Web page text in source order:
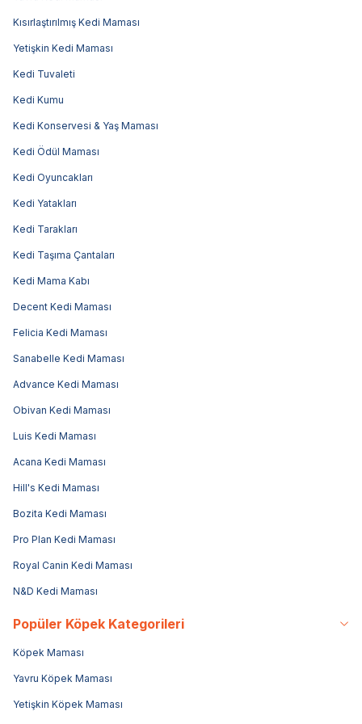
Kısırlaştırılmış Kedi Maması
Yetişkin Kedi Maması
Kedi Tuvaleti
Kedi Kumu
Kedi Konservesi & Yaş Maması
Kedi Ödül Maması
Kedi Oyuncakları
Kedi Yatakları
Kedi Tarakları
Kedi Taşıma Çantaları
Kedi Mama Kabı
Decent Kedi Maması
Felicia Kedi Maması
Sanabelle Kedi Maması
Advance Kedi Maması
Obivan Kedi Maması
Luis Kedi Maması
Acana Kedi Maması
Hill's Kedi Maması
Bozita Kedi Maması
Pro Plan Kedi Maması
Royal Canin Kedi Maması
N&D Kedi Maması
Popüler Köpek Kategorileri
Köpek Maması
Yavru Köpek Maması
Yetişkin Köpek Maması